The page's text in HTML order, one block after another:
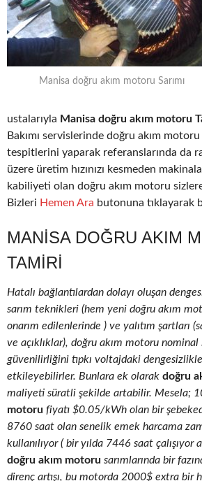
Manisa doğru akım motoru Sarımı
ustalarıyla Manisa doğru akım motoru
Bakımı servislerinde doğru akım
tespitlerini yaparak referanslarında da
üzere üretim hızınızı kesmeden
kabiliyeti olan doğru akım motoru
Bizleri Hemen Ara butonuna tıklayarak
MANISA DOĞRU AKIM
TAMIRI
Hatalı bağlantılardan dolayı oluşan
sarım teknikleri (hem yeni doğru akım
onarım edilenlerinde ) ve yalıtım şartları
ve açıklıklar), doğru akım motoru nominal
güvenilirliğini tıpkı voltajdaki
etkileyebilirler. Bunlara ek olarak doğru
maliyeti süratli şekilde artabilir. Mesela;
motoru fiyatı $0.05/kWh olan bir
8760 saat olan senelik emek harcama
kullanılıyor ( bir yılda 7446 saat çalışıyor
doğru akım motoru sarımlarında bir
direnç artışı, bu motorda 2000$ extra bir